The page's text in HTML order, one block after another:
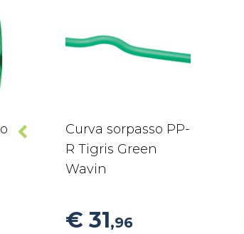
Curva sorpasso PP-
R Tigris Green
Wavin
€ 31,96